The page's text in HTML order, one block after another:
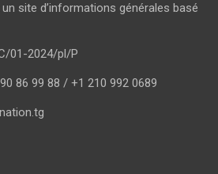
site d’informations générales basé
01-2024/pl/P
86 99 88 / +1 210 992 0689